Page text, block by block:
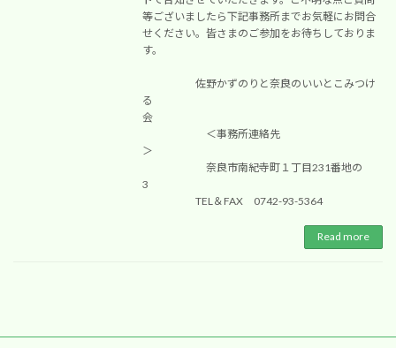
等ございましたら下記事務所までお気軽にお問合
せください。皆さまのご参加をお待ちしておりま
す。
佐野かずのりと奈良のいいとこみつけ
る
会
＜事務所連絡先
＞
奈良市南紀寺町１丁目231番地の
3
TEL＆FAX 0742-93-5364
Read more